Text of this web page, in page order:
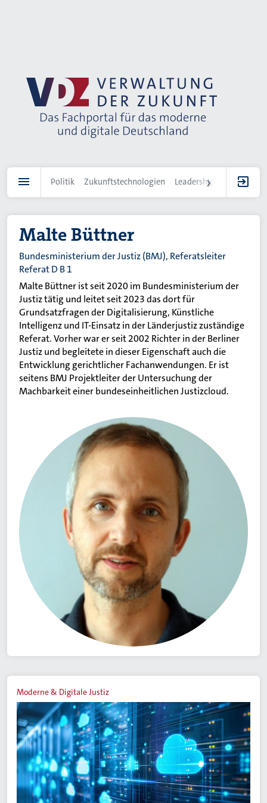
Politik Zukunftstechnologien Leadership IT-
Malte Büttner
Bundesministerium der Justiz (BMJ), Referatsleiter
Referat D B 1
Malte Büttner ist seit 2020 im Bundesministerium der
Justiz tätig und leitet seit 2023 das dort für
Grundsatzfragen der Digitalisierung, Künstliche
Intelligenz und IT-Einsatz in der Länderjustiz zuständige
Referat. Vorher war er seit 2002 Richter in der Berliner
Justiz und begleitete in dieser Eigenschaft auch die
Entwicklung gerichtlicher Fachanwendungen. Er ist
seitens BMJ Projektleiter der Untersuchung der
Machbarkeit einer bundeseinheitlichen Justizcloud.
Moderne & Digitale Justiz